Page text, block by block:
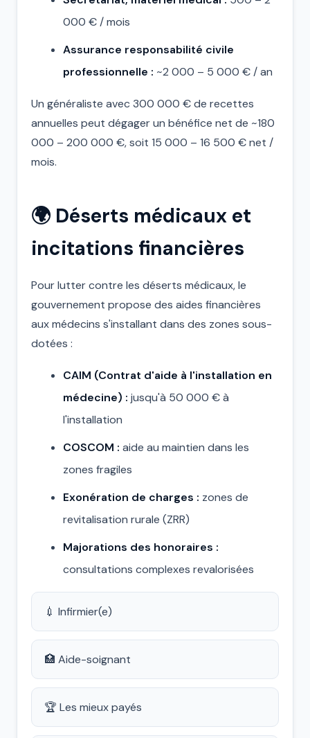
000 € / mois
Assurance responsabilité civile
professionnelle : ~2 000 – 5 000 € / an
Un généraliste avec 300 000 € de recettes
annuelles peut dégager un bénéfice net de ~180
000 – 200 000 €, soit 15 000 – 16 500 € net /
mois.
🌍 Déserts médicaux et
incitations financières
Pour lutter contre les déserts médicaux, le
gouvernement propose des aides financières
aux médecins s'installant dans des zones sous-
dotées :
CAIM (Contrat d'aide à l'installation en
médecine) : jusqu'à 50 000 € à
l'installation
COSCOM : aide au maintien dans les
zones fragiles
Exonération de charges : zones de
revitalisation rurale (ZRR)
Majorations des honoraires :
consultations complexes revalorisées
💉 Infirmier(e)
🏥 Aide-soignant
🏆 Les mieux payés